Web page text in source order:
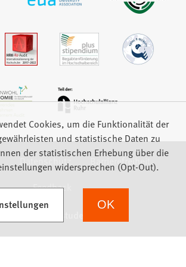
Datenschutz
Barrierefreiheit
Feedback
Cookies, um die Funktionalität der
und statistische Daten zu
der statistischen Erhebung über die
widersprechen (Opt-Out).
Tab) OK